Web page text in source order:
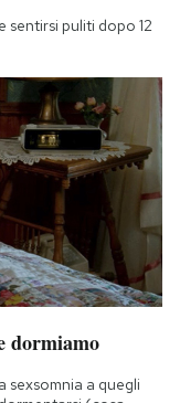
sentirsi puliti dopo 12
dormiamo
sexsomnia a quegli